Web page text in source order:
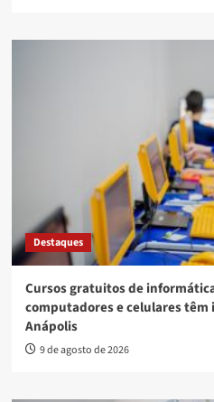
Destaques
Cursos gratuitos de
computadores e celulares têm
Anápolis
9 de agosto de 2026